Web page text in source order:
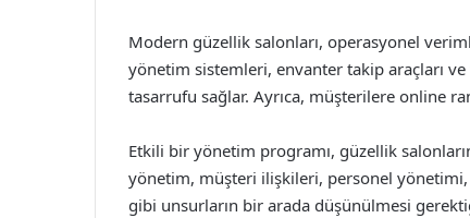
Modern güzellik salonları, operasyonel
yönetim sistemleri, envanter takip araçları
tasarrufu sağlar. Ayrıca, müşterilere online
Etkili bir yönetim programı, güzellik
yönetim, müşteri ilişkileri, personel
gibi unsurların bir arada düşünülmesi